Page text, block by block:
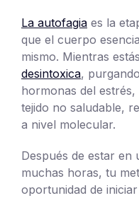
La autofagia es la
que el cuerpo
mismo. Mientras
desintoxica,
hormonas del
tejido no saludable,
a nivel molecular.
Después de estar en
muchas horas, tu
oportunidad de